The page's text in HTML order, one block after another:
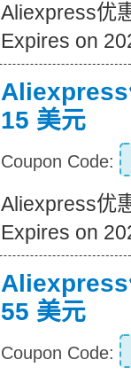
Aliexpress优
Expires on
Aliexpress
15 美元
Coupon Code:
Aliexpress优
Expires on
Aliexpress
55 美元
Coupon Code: